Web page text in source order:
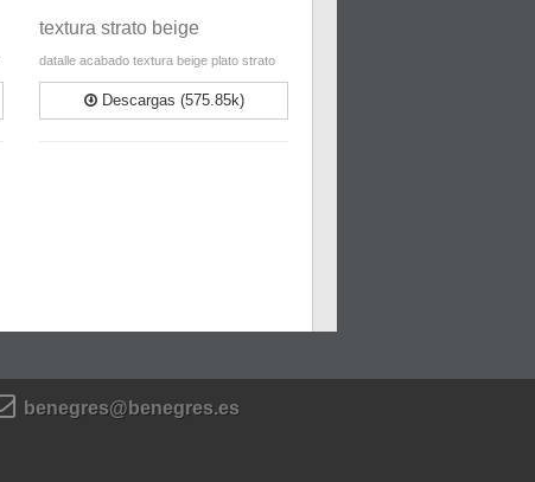
textura strato beige
datalle acabado textura beige plato strato
Descargas (575.85k)
benegres@benegres.es